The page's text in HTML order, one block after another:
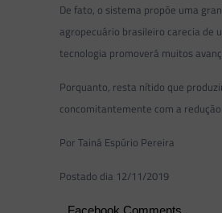
De fato, o sistema propõe uma
agropecuário brasileiro carecia de
tecnologia promoverá muitos
Porquanto, resta nítido que
concomitantemente com a
Por Tainá Espúrio Pereira
Postado dia 12/11/2019
Facebook Comments